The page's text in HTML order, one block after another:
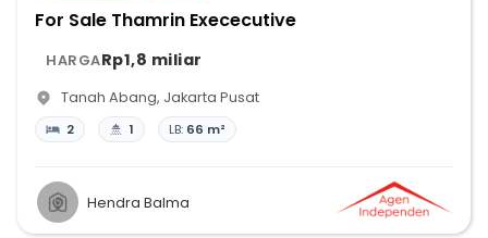
For Sale Thamrin Exececutive
HARGARp1,8 miliar
Tanah Abang, Jakarta Pusat
2 1 LB: 66 m²
Hendra Balma